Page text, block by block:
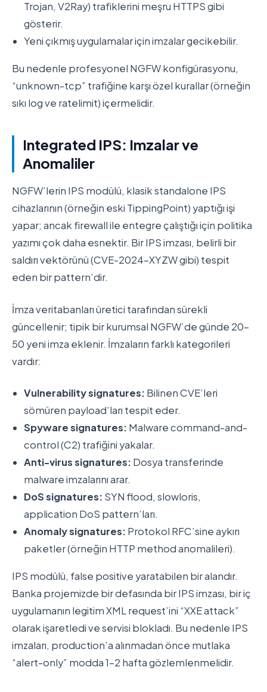
Trojan, V2Ray) trafiklerini meşru HTTPS gibi
gösterir.
Yeni çıkmış uygulamalar için imzalar gecikebilir.
Bu nedenle profesyonel NGFW konfigürasyonu,
“unknown-tcp” trafiğine karşı özel kurallar (örneğin
sıkı log ve ratelimit) içermelidir.
Integrated IPS: Imzalar ve
Anomaliler
NGFW’lerin IPS modülü, klasik standalone IPS
cihazlarının (örneğin eski TippingPoint) yaptığı işi
yapar; ancak firewall ile entegre çalıştığı için politika
yazımı çok daha esnektir. Bir IPS imzası, belirli bir
saldırı vektörünü (CVE-2024-XYZW gibi) tespit
eden bir pattern’dir.
İmza veritabanları üretici tarafından sürekli
güncellenir; tipik bir kurumsal NGFW’de günde 20-
50 yeni imza eklenir. İmzaların farklı kategorileri
vardır:
Vulnerability signatures: Bilinen CVE’leri
sömüren payload’ları tespit eder.
Spyware signatures: Malware command-and-
control (C2) trafiğini yakalar.
Anti-virus signatures: Dosya transferinde
malware imzalarını arar.
DoS signatures: SYN flood, slowloris,
application DoS pattern’ları.
Anomaly signatures: Protokol RFC’sine aykırı
paketler (örneğin HTTP method anomalileri).
IPS modülü, false positive yaratabilen bir alandır.
Banka projemizde bir defasında bir IPS imzası, bir iç
uygulamanın legitim XML request’ini “XXE attack”
olarak işaretledi ve servisi blokladı. Bu nedenle IPS
imzaları, production’a alınmadan önce mutlaka
“alert-only” modda 1-2 hafta gözlemlenmelidir.